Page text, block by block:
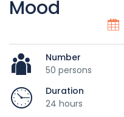
Mood
Number
50 persons
Duration
24 hours